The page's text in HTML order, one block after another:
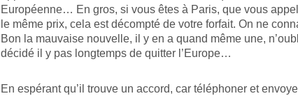
Européenne… En gros, si vous êtes à Paris, que vous
le même prix, cela est décompté de votre forfait. On ne
Bon la mauvaise nouvelle, il y en a quand même une,
décidé il y pas longtemps de quitter l’Europe…
En espérant qu’il trouve un accord, car téléphoner et